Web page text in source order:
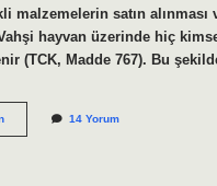
malzemelerin satın
hayvan üzerinde hiç
(TCK, Madde 767). Bu
Ihraz
Hukuk
14 Yorum